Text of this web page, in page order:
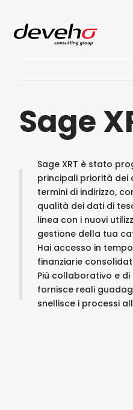
Sage
Sage XRT è stato
principali priorità dei
termini di indirizzo,
qualità dei dati di
linea con i nuovi
gestione della tua
Hai accesso in
finanziarie
Più collaborativo e
fornisce reali
snellisce i processi